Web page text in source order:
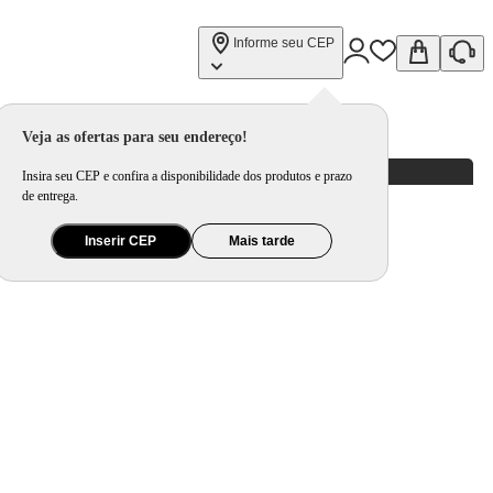
Informe seu CEP
Veja as ofertas para seu endereço!
Insira seu CEP e confira a disponibilidade dos produtos e prazo
de entrega.
Inserir CEP Mais tarde